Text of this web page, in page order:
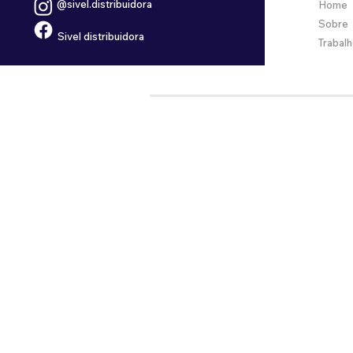
@sivel.distribuidora
Sivel distribuidora
Home
Sobre